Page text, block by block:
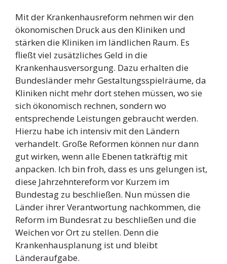
Mit der Krankenhausreform nehmen wir den
ökonomischen Druck aus den Kliniken und
stärken die Kliniken im ländlichen Raum. Es
fließt viel zusätzliches Geld in die
Krankenhausversorgung. Dazu erhalten die
Bundesländer mehr Gestaltungsspielräume, da
Kliniken nicht mehr dort stehen müssen, wo sie
sich ökonomisch rechnen, sondern wo
entsprechende Leistungen gebraucht werden.
Hierzu habe ich intensiv mit den Ländern
verhandelt. Große Reformen können nur dann
gut wirken, wenn alle Ebenen tatkräftig mit
anpacken. Ich bin froh, dass es uns gelungen ist,
diese Jahrzehntereform vor Kurzem im
Bundestag zu beschließen. Nun müssen die
Länder ihrer Verantwortung nachkommen, die
Reform im Bundesrat zu beschließen und die
Weichen vor Ort zu stellen. Denn die
Krankenhausplanung ist und bleibt
Länderaufgabe.